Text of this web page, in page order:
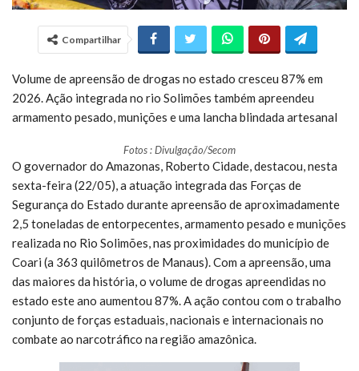
Compartilhar
Volume de apreensão de drogas no estado cresceu 87% em
2026. Ação integrada no rio Solimões também apreendeu
armamento pesado, munições e uma lancha blindada artesanal
Fotos : Divulgação/Secom
O governador do Amazonas, Roberto Cidade, destacou, nesta
sexta-feira (22/05), a atuação integrada das Forças de
Segurança do Estado durante apreensão de aproximadamente
2,5 toneladas de entorpecentes, armamento pesado e munições
realizada no Rio Solimões, nas proximidades do município de
Coari (a 363 quilômetros de Manaus). Com a apreensão, uma
das maiores da história, o volume de drogas apreendidas no
estado este ano aumentou 87%. A ação contou com o trabalho
conjunto de forças estaduais, nacionais e internacionais no
combate ao narcotráfico na região amazônica.